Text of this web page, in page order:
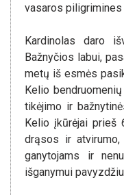
vasaros piligrimines
Kardinolas daro
Bažnyčios labui,
metų iš esmės
Kelio
tikėjimo ir
Kelio įkūrėjai prieš
drąsos ir atvirumo,
ganytojams ir
išganymui